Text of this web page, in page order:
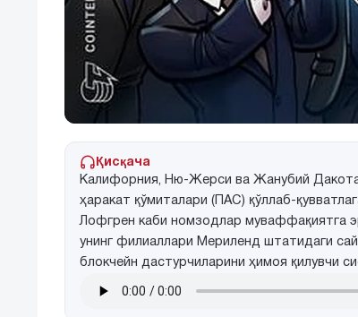
Қисқача
Калифорния, Ню-Жерси ва Жанубий
ҳаракат қўмиталари (ПАC) қўллаб-
Лофгрен каби номзодлар муваффақиятга
унинг филиаллари Мериленд штатидаги
блокчейн дастурчиларини ҳимоя қилувчи